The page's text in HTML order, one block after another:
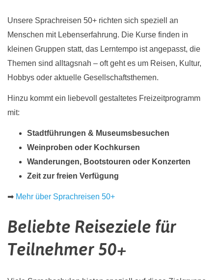
Unsere Sprachreisen 50+ richten sich speziell an
Menschen mit Lebenserfahrung. Die Kurse finden in
kleinen Gruppen statt, das Lerntempo ist angepasst, die
Themen sind alltagsnah – oft geht es um Reisen, Kultur,
Hobbys oder aktuelle Gesellschaftsthemen.
Hinzu kommt ein liebevoll gestaltetes Freizeitprogramm
mit:
Stadtführungen & Museumsbesuchen
Weinproben oder Kochkursen
Wanderungen, Bootstouren oder Konzerten
Zeit zur freien Verfügung
➡ Mehr über Sprachreisen 50+
Beliebte Reiseziele für
Teilnehmer 50+